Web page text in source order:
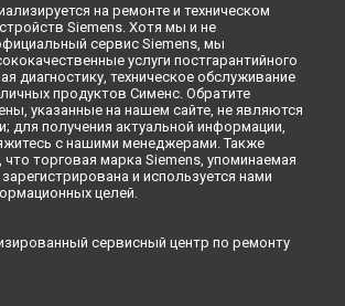
на ремонте и техническом
Siemens. Хотя мы и не
сервис Siemens, мы
услуги постгарантийного
диагностику, техническое обслуживание
продуктов Сименс. Обратите
указанные на нашем сайте, не являются
для получения актуальной информации,
с нашими менеджерами. Также
что торговая марка Siemens, упоминаемая
и используется нами
целей.
сервисный центр по ремонту